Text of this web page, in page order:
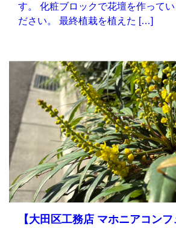
す。 化粧ブロックで花壇を作ってい
ださい。 最終植栽を植えた […]
【大田区工務店 マホニアコンフ